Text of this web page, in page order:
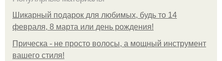
Шикарный подарок для любимых, будь то 14
февраля, 8 марта или день рождения!
Прическа - не просто волосы, а мощный инструмент
вашего стиля!